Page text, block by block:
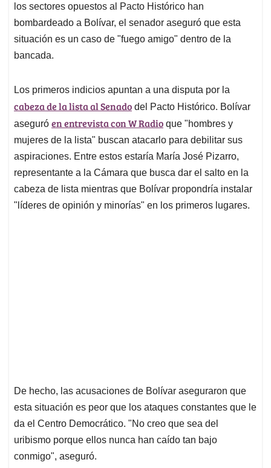
los sectores opuestos al Pacto Histórico han
bombardeado a Bolívar, el senador aseguró que esta
situación es un caso de "fuego amigo" dentro de la
bancada.
Los primeros indicios apuntan a una disputa por la
cabeza de la lista al Senado del Pacto Histórico. Bolívar
aseguró en entrevista con W Radio que "hombres y
mujeres de la lista" buscan atacarlo para debilitar sus
aspiraciones. Entre estos estaría María José Pizarro,
representante a la Cámara que busca dar el salto en la
cabeza de lista mientras que Bolívar propondría instalar
"líderes de opinión y minorías" en los primeros lugares.
De hecho, las acusaciones de Bolívar aseguraron que
esta situación es peor que los ataques constantes que le
da el Centro Democrático. "No creo que sea del
uribismo porque ellos nunca han caído tan bajo
conmigo", aseguró.